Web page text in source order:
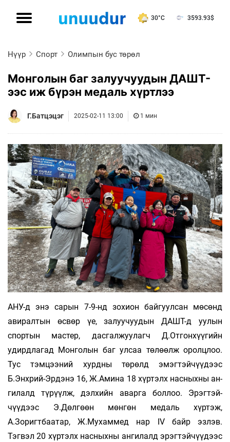
30°C 3593.93$
Нүүр Спорт Олимпын бус төрөл
Монголын баг залуучуудын ДАШТ-
ээс иж бүрэн медаль хүртлээ
Г.Батцэцэг 2025-02-11 13:00 1 мин
АНУ-д энэ сарын 7-9-нд зохион байгуулсан мө­­сөнд
авиралтын өсвөр үе, залуучуудын ДАШТ-д уулын
спортын мастер, дасгалжуулагч Д.От­­­гонхүүгийн
удирдлагад Монголын баг ул­саа төлөөлж оролцлоо.
Тус тэмцээний хурд­ны төрөлд эмэгтэйчүүдээс
Б.Энхрий-Эр­­дэнэ 16, Ж.Амина 18 хүртэлх насныхны ан­
гилалд түрүүлж, дэлхийн аварга боллоо. Эрэг­­тэй­­
чүүдээс Э.Дөлгөөн мөн­гөн медаль хүр­тэж,
А.Зоригтбаатар, Ж.Му­хам­­мед нар IV байр эзлэв.
Тэгвэл 20 хүртэлх нас­ных­ны ангилалд эрэг­тэйчүүдээс